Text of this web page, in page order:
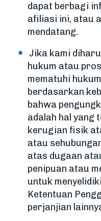
dapat berbagi
afiliasi ini, atau
mendatang.
Jika kami
hukum atau
mematuhi
berdasarkan
bahwa
adalah hal yang
kerugian fisik
atau
atas dugaan
penipuan atau
untuk
Ketentuan
perjanjian